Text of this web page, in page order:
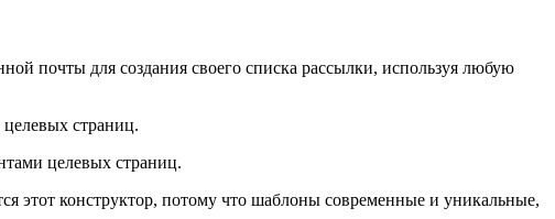
почты для создания своего списка рассылки, используя любую
страниц.
целевых страниц.
этот конструктор, потому что шаблоны современные и уникальные,